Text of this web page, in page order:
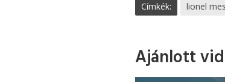
Címkék: lionel
Ajánlott